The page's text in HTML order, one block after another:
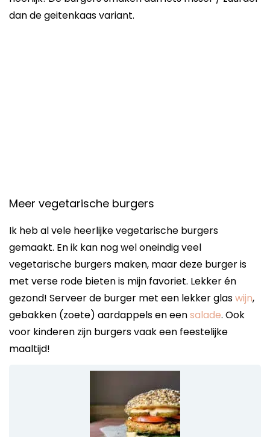
dan de geitenkaas variant.
Meer vegetarische burgers
Ik heb al vele heerlijke vegetarische burgers
gemaakt. En ik kan nog wel oneindig veel
vegetarische burgers maken, maar deze burger is
met verse rode bieten is mijn favoriet. Lekker én
gezond! Serveer de burger met een lekker glaswijn,
gebakken (zoete) aardappels en eensalade. Ook
voor kinderen zijn burgers vaak een feestelijke
maaltijd!